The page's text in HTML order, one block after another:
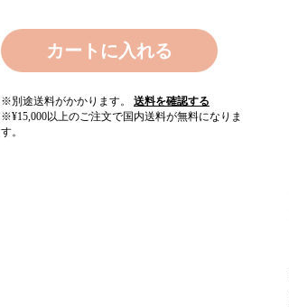
カートに入れる
※別途送料がかかります。
送料を確認する
※¥15,000以上のご注文で国内送料が無料になりま
す。